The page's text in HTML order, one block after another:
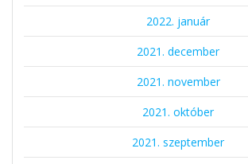
2022. január
2021. december
2021. november
2021. október
2021. szeptember